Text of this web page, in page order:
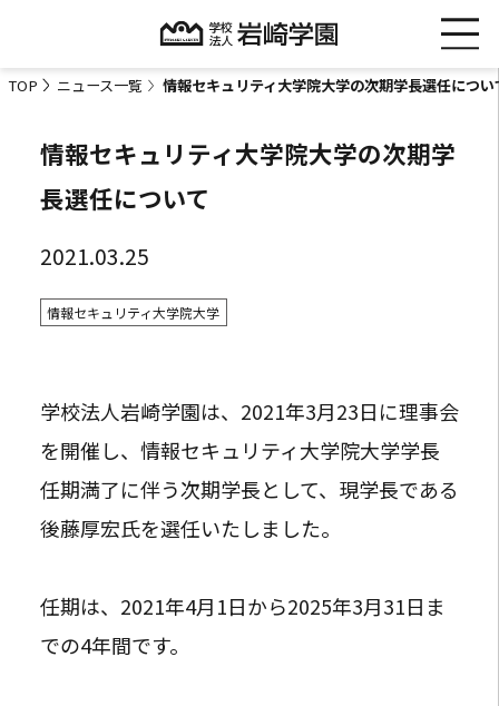
TOP ニュース一覧 情報セキュリティ大学院大学の次期学長選任につい
情報セキュリティ大学院大学の次期学
長選任について
2021.03.25
情報セキュリティ大学院大学
学校法人岩崎学園は、2021年3月23日に理事会
を開催し、情報セキュリティ大学院大学学長
任期満了に伴う次期学長として、現学長である
後藤厚宏氏を選任いたしました。
任期は、2021年4月1日から2025年3月31日ま
での4年間です。